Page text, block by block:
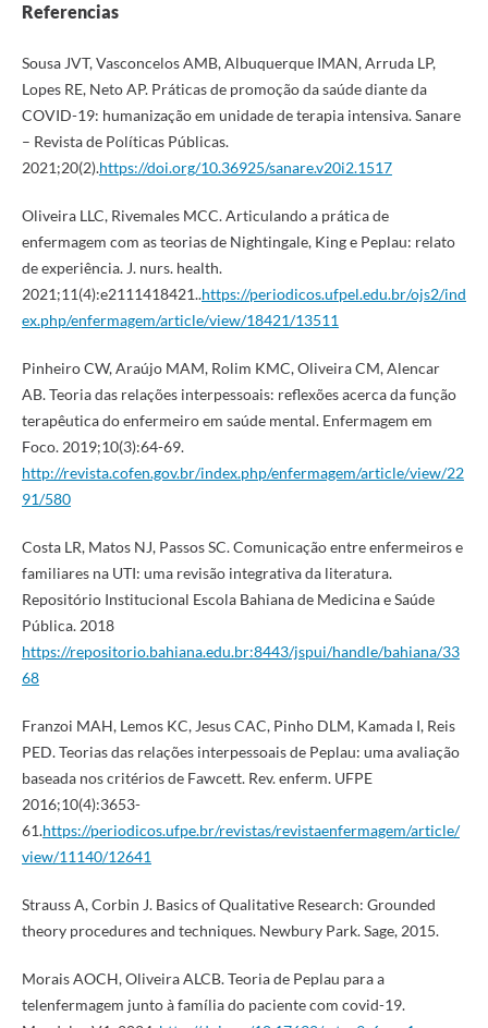
Referencias
Sousa JVT, Vasconcelos AMB, Albuquerque IMAN, Arruda LP,
Lopes RE, Neto AP. Práticas de promoção da saúde diante da
COVID-19: humanização em unidade de terapia intensiva. Sanare
– Revista de Políticas Públicas.
2021;20(2).https://doi.org/10.36925/sanare.v20i2.1517
Oliveira LLC, Rivemales MCC. Articulando a prática de
enfermagem com as teorias de Nightingale, King e Peplau: relato
de experiência. J. nurs. health.
2021;11(4):e2111418421..https://periodicos.ufpel.edu.br/ojs2/ind
ex.php/enfermagem/article/view/18421/13511
Pinheiro CW, Araújo MAM, Rolim KMC, Oliveira CM, Alencar
AB. Teoria das relações interpessoais: reflexões acerca da função
terapêutica do enfermeiro em saúde mental. Enfermagem em
Foco. 2019;10(3):64-69.
http://revista.cofen.gov.br/index.php/enfermagem/article/view/22
91/580
Costa LR, Matos NJ, Passos SC. Comunicação entre enfermeiros e
familiares na UTI: uma revisão integrativa da literatura.
Repositório Institucional Escola Bahiana de Medicina e Saúde
Pública. 2018
https://repositorio.bahiana.edu.br:8443/jspui/handle/bahiana/33
68
Franzoi MAH, Lemos KC, Jesus CAC, Pinho DLM, Kamada I, Reis
PED. Teorias das relações interpessoais de Peplau: uma avaliação
baseada nos critérios de Fawcett. Rev. enferm. UFPE
2016;10(4):3653-
61.https://periodicos.ufpe.br/revistas/revistaenfermagem/article/
view/11140/12641
Strauss A, Corbin J. Basics of Qualitative Research: Grounded
theory procedures and techniques. Newbury Park. Sage, 2015.
Morais AOCH, Oliveira ALCB. Teoria de Peplau para a
telenfermagem junto à família do paciente com covid-19.